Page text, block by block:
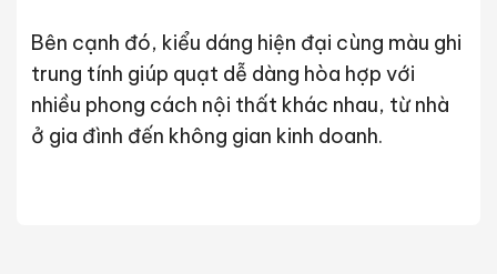
Bên cạnh đó, kiểu dáng hiện đại cùng màu ghi
trung tính giúp quạt dễ dàng hòa hợp với
nhiều phong cách nội thất khác nhau, từ nhà
ở gia đình đến không gian kinh doanh.